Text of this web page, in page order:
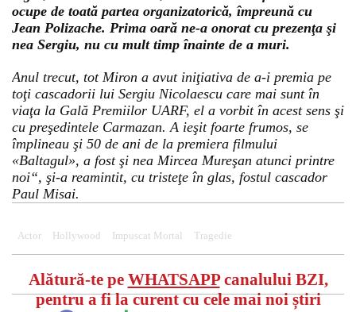
ocupe de toată partea organizatorică, împreună cu
Jean Polizache. Prima oară ne-a onorat cu prezenţa şi
nea Sergiu, nu cu mult timp înainte de a muri.
Anul trecut, tot Miron a avut iniţiativa de a-i premia pe
toţi cascadorii lui Sergiu Nicolaescu care mai sunt în
viaţa la Gală Premiilor UARF, el a vorbit în acest sens şi
cu preşedintele Carmazan. A ieşit foarte frumos, se
împlineau şi 50 de ani de la premiera filmului
«Baltagul», a fost şi nea Mircea Mureşan atunci printre
noi“, şi-a reamintit, cu tristeţe în glas, fostul cascador
Paul Misai.
Actor Hollywood Impuscat Mortal Tragedie
Alătură-te pe WHATSAPPcanalului BZI,
pentru a fi la curent cu cele mai noi știri